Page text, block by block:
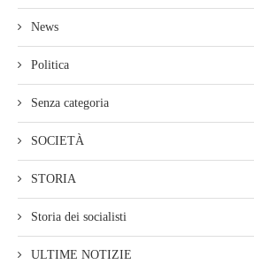
News
Politica
Senza categoria
SOCIETÀ
STORIA
Storia dei socialisti
ULTIME NOTIZIE